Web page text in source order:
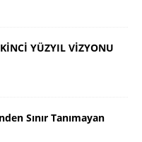
YÜZYIL VİZYONU
Sınır Tanımayan